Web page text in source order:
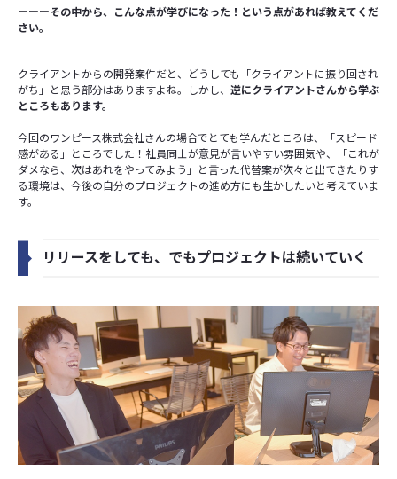
ーーーその中から、こんな点が学びになった！という点があれば教えてくだ
さい。
クライアントからの開発案件だと、どうしても「クライアントに振り回され
がち」と思う部分はありますよね。しかし、 逆にクライアントさんから学ぶ
ところもあります。
今回のワンピース株式会社さんの場合でとても学んだところは、「スピード
感がある」ところでした！社員同士が意見が言いやすい雰囲気や、「これが
ダメなら、次はあれをやってみよう」と言った代替案が次々と出てきたりす
る環境は、今後の自分のプロジェクトの進め方にも生かしたいと考えていま
す。
リリースをしても、でもプロジェクトは続いていく